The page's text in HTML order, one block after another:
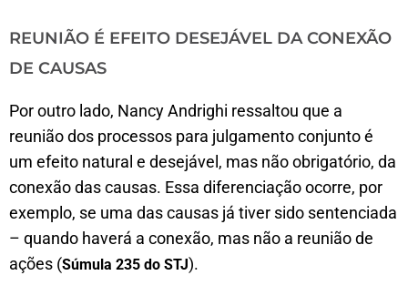
REUNIÃO É EFEITO DESEJÁVEL DA CONEXÃO
DE CAUSAS
Por outro lado, Nancy Andrighi ressaltou que a
reunião dos processos para julgamento conjunto é
um efeito natural e desejável, mas não obrigatório, da
conexão das causas. Essa diferenciação ocorre, por
exemplo, se uma das causas já tiver sido sentenciada
– quando haverá a conexão, mas não a reunião de
ações (Súmula 235 do STJ).